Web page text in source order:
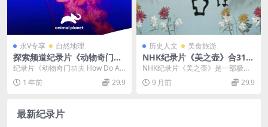
永V专享 自然地理
探索频道纪录片《动物奇门功
夫 How Do Animals Do Tha
t? 2019》全20集 英语中英双
字 1080P/MP4/19.1G 动物的
纪录片《动物奇门功夫 How Do Ani
mals Do That? 2019》...
1 年前 29.9
历史人文 美食旅游
NHK纪录片《美之壶》合31集
中日双语字幕 720P/MKV/7.3
2G 百度网盘下载
NHK纪录片《美之壶》是一部极具
深度与广度的艺术鉴赏节目，它以
“壶”为隐喻，深入...
9 月前 29.9
最新纪录片